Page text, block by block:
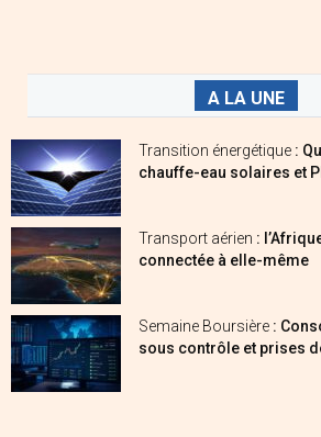
A LA UNE
Transition énergétique :
chauffe-eau solaires et
Transport aérien :
connectée à elle-même
Semaine Boursière :
sous contrôle et prises